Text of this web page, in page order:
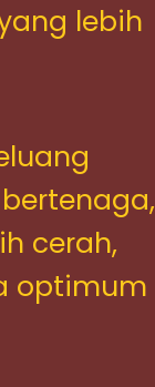
lebih
cerah,
optimum